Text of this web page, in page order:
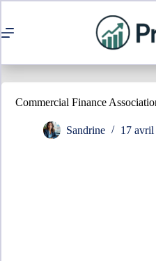
contenu
Commercial Finance
Sandrine 17